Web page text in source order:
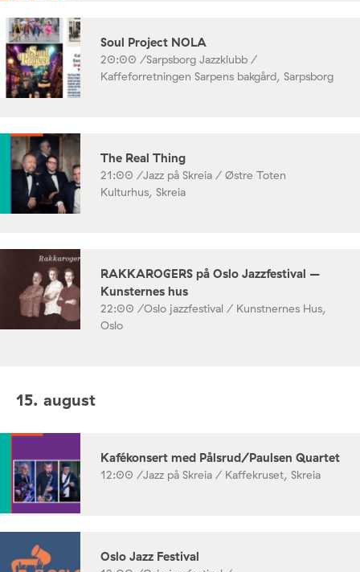
Soul Project NOLA
20:00 /Sarpsborg Jazzklubb /
Kaffeforretningen Sarpens bakgård, Sarpsborg
The Real Thing
21:00 /Jazz på Skreia / Østre Toten
Kulturhus, Skreia
RAKKAROGERS på Oslo Jazzfestival –
Kunsternes hus
22:00 /Oslo jazzfestival / Kunstnernes Hus,
Oslo
15. august
Kafékonsert med Pålsrud/Paulsen Quartet
12:00 /Jazz på Skreia / Kaffekruset, Skreia
Oslo Jazz Festival